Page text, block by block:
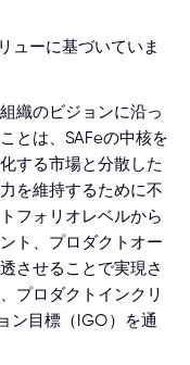
ューに基づいていま
織のビジョンに沿っ
とは、SAFeの中核を
する市場と分散した
を維持するために不
フォリオレベルから
ト、プロダクトオー
させることで実現さ
プロダクトインクリ
ン目標（IGO）を通